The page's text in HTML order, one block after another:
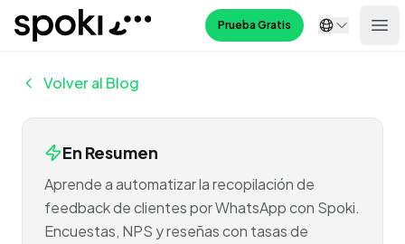
Spoki Prueba Gratis
Volver al Blog
En Resumen
Aprende a automatizar la recopilación de
feedback de clientes por WhatsApp con Spoki.
Encuestas, NPS y reseñas con tasas de